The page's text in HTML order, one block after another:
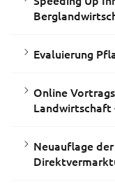
Evaluierung
Online
Landwirtschaft
Neuauflage